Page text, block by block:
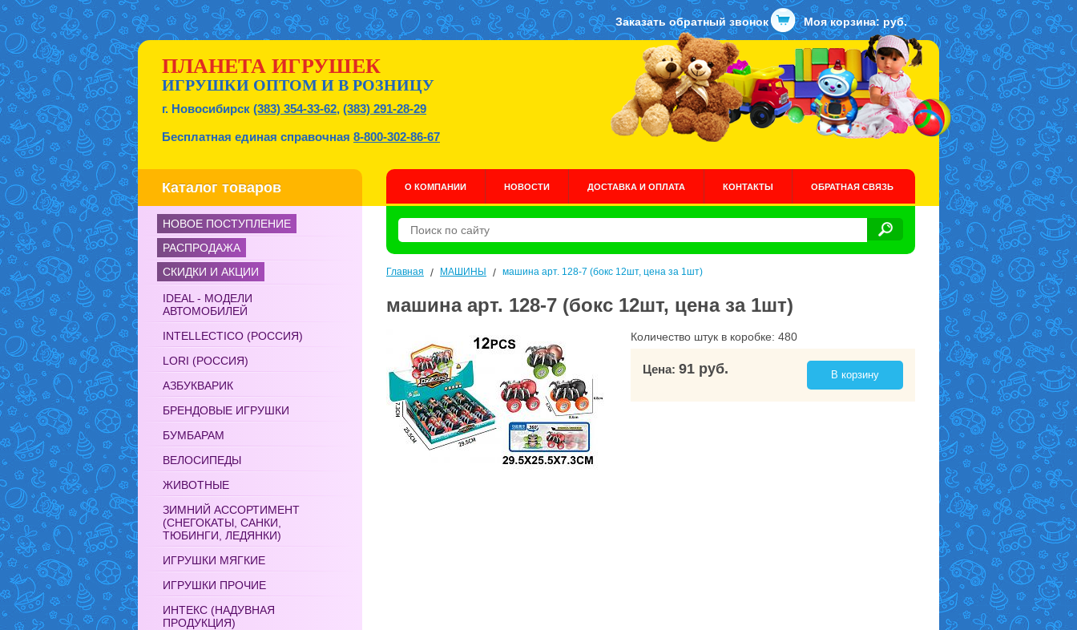
Заказать обратный звонок Моя корзина: руб.
ПЛАНЕТА ИГРУШЕК
ИГРУШКИ ОПТОМ И В РОЗНИЦУ
г. Новосибирск (383) 354-33-62, (383) 291-28-29
Бесплатная единая справочная 8-800-302-86-67
Каталог товаров О КОМПАНИИ НОВОСТИ ДОСТАВКА И ОПЛАТА КОНТАКТЫ ОБРАТНАЯ СВЯЗЬ
НОВОЕ ПОСТУПЛЕНИЕ
РАСПРОДАЖА
СКИДКИ И АКЦИИ
IDEAL - МОДЕЛИ
АВТОМОБИЛЕЙ
INTELLECTICO (РОССИЯ)
LORI (РОССИЯ)
АЗБУКВАРИК
БРЕНДОВЫЕ ИГРУШКИ
БУМБАРАМ
ВЕЛОСИПЕДЫ
ЖИВОТНЫЕ
ЗИМНИЙ АССОРТИМЕНТ
(СНЕГОКАТЫ, САНКИ,
ТЮБИНГИ, ЛЕДЯНКИ)
ИГРУШКИ МЯГКИЕ
ИГРУШКИ ПРОЧИЕ
ИНТЕКС (НАДУВНАЯ
ПРОДУКЦИЯ)
Главная / МАШИНЫ / машина арт. 128-7 (бокс 12шт, цена за 1шт)
машина арт. 128-7 (бокс 12шт, цена за 1шт)
Количество штук в коробке: 480
Цена: 91 руб. В корзину